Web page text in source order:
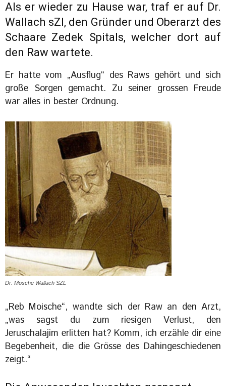
Als er wieder zu Hause war, traf er auf Dr.
Wallach sZl, den Gründer und Oberarzt des
Schaare Zedek Spitals, welcher dort auf
den Raw wartete.
Er hatte vom „Ausflug“ des Raws gehört und sich
große Sorgen gemacht. Zu seiner grossen Freude
war alles in bester Ordnung.
Dr. Mosche Wallach SZL
„Reb Moische“, wandte sich der Raw an den Arzt,
„was sagst du zum riesigen Verlust, den
Jeruschalajim erlitten hat? Komm, ich erzähle dir eine
Begebenheit, die die Grösse des Dahingeschiedenen
zeigt.“